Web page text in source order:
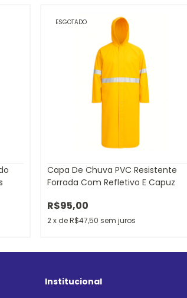
ESGOTADO
Capa De Chuva PVC Resistente
Forrada Com Refletivo E Capuz
R$95,00
2x deR$47,50 sem juros
Institucional